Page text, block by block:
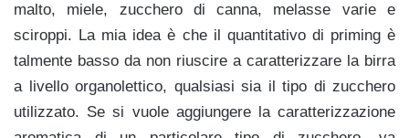
malto, miele, zucchero di canna, melasse varie e
sciroppi. La mia idea è che il quantitativo di priming è
talmente basso da non riuscire a caratterizzare la birra
a livello organolettico, qualsiasi sia il tipo di zucchero
utilizzato. Se si vuole aggiungere la caratterizzazione